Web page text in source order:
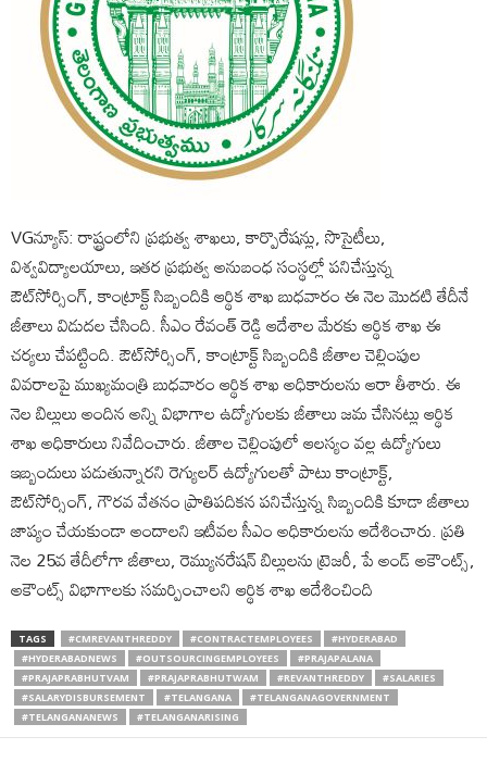
VGన్యూస్: రాష్ట్రంలోని ప్రభుత్వ శాఖలు, కార్పొరేషన్లు, సొసైటీలు,
విశ్వవిద్యాలయాలు, ఇతర ప్రభుత్వ అనుబంధ సంస్థల్లో పనిచేస్తున్న
ఔట్‌సోర్సింగ్‌, కాంట్రాక్ట్‌ సిబ్బందికి ఆర్థిక శాఖ బుధవారం ఈ నెల మొదటి తేదీనే
జీతాలు విడుదల చేసింది. సీఎం రేవంత్ రెడ్డి ఆదేశాల మేరకు ఆర్థిక శాఖ ఈ
చర్యలు చేపట్టింది. ఔట్‌సోర్సింగ్‌, కాంట్రాక్ట్‌ సిబ్బందికి జీతాల చెల్లింపుల
వివరాలపై ముఖ్యమంత్రి బుధవారం ఆర్థిక శాఖ అధికారులను ఆరా తీశారు. ఈ
నెల బిల్లులు అందిన అన్ని విభాగాల ఉద్యోగులకు జీతాలు జమ చేసినట్లు ఆర్థిక
శాఖ అధికారులు నివేదించారు. జీతాల చెల్లింపులో ఆలస్యం వల్ల ఉద్యోగులు
ఇబ్బందులు పడుతున్నారని రెగ్యులర్‌ ఉద్యోగులతో పాటు కాంట్రాక్ట్‌,
ఔట్‌సోర్సింగ్‌, గౌరవ వేతనం ప్రాతిపదికన పనిచేస్తున్న సిబ్బందికి కూడా జీతాలు
జాప్యం చేయకుండా అందాలని ఇటీవల సీఎం అధికారులను ఆదేశించారు. ప్రతి
నెల 25వ తేదీలోగా జీతాలు, రెమ్యునరేషన్‌ బిల్లులను ట్రెజరీ, పే అండ్‌ అకౌంట్స్‌,
అకౌంట్స్‌ విభాగాలకు సమర్పించాలని ఆర్థిక శాఖ ఆదేశించింది
TAGS #CMREVANTHREDDY #CONTRACTEMPLOYEES
#HYDERABAD
#HYDERABADNEWS
#OUTSOURCINGEMPLOYEES
#PRAJAPALANA
#PRAJAPRABHUTVAM
#PRAJAPRABHUTWAM #REVANTHREDDY
#SALARIES
#SALARYDISBURSEMENT
#TELANGANA
#TELANGANAGOVERNMENT
#TELANGANANEWS
#TELANGANARISING